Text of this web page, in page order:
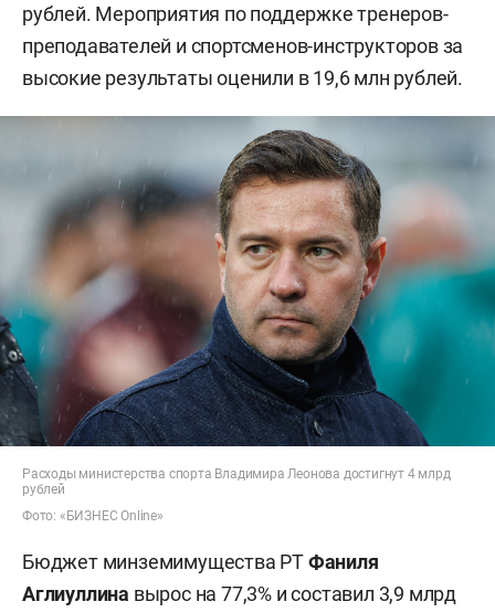
рублей. Мероприятия по поддержке тренеров-
преподавателей и спортсменов-инструкторов за
высокие результаты оценили в 19,6 млн рублей.
Расходы министерства спорта Владимира Леонова достигнут 4 млрд
рублей
Фото: «БИЗНЕС Online»
Бюджет минземимущества РТФаниля
Аглиуллина вырос на 77,3% и составил 3,9 млрд